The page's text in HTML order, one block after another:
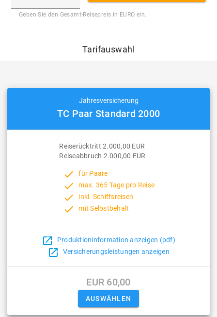
Geben Sie den Gesamt-Reisepreis in EURO ein.
Tarifauswahl
Jahresversicherung
TC Paar Standard 2000
Reiserücktritt 2.000,00 EUR
Reiseabbruch 2.000,00 EUR
done für Paare
done max. 365 Tage pro Reise
done inkl. Schiffsreisen
done mit Selbstbehalt
open_in_new Produktioninformation anzeigen (pdf)
open_in_new Versicherungsleistungen anzeigen
EUR 60,00